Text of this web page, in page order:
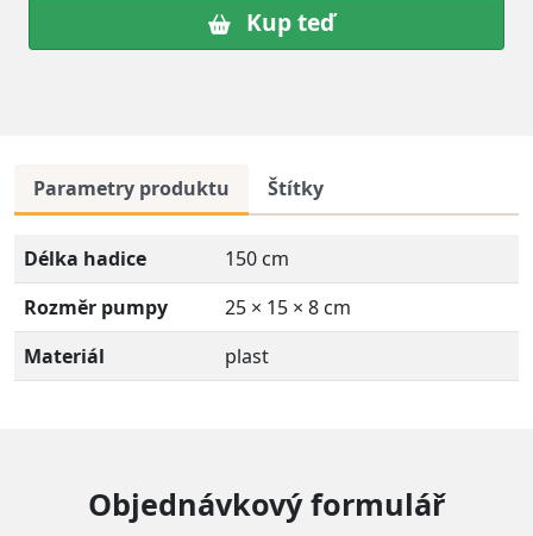
Kup teď
Parametry produktu Štítky
Délka hadice
150 cm
Rozměr pumpy
25 × 15 × 8 cm
Materiál
plast
Objednávkový formulář